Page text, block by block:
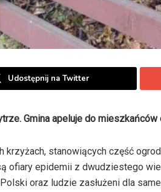
Udostępnij na Twitter
Gmina apeluje do
stanowiących część
ofiary epidemii z dwudziestego
oraz ludzie zasłużeni dla